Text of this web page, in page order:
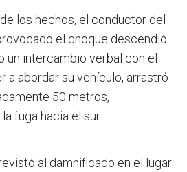
los hechos, el conductor del
el choque descendió
un intercambio verbal con el
a abordar su vehículo, arrastró
50 metros,
fuga hacia el sur.
al damnificado en el lugar